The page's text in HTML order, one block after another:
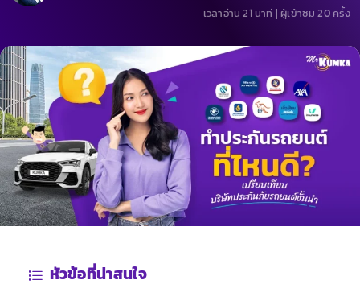
เวลาอ่าน 21 นาที |ผู้เข้าชม 20 ครั้ง
หัวข้อที่น่าสนใจ